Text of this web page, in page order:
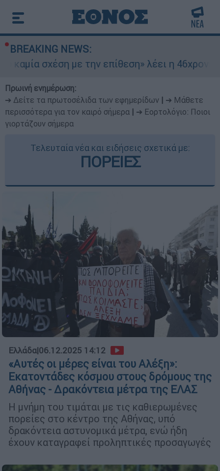
BREAKING NEWS:
με την επίθεση» λέει η 46χρονη - Τι
Πρωινή ενημέρωση:
➔ Δείτε τα πρωτοσέλιδα των εφημερίδων
➔ Μάθετε
περισσότερα για τον καιρό σήμερα
➔ Εορτολόγιο: Ποιοι
γιορτάζουν σήμερα
Τελευταία νέα και ειδήσεις σχετικά με:
ΠΟΡΕΙΕΣ
Ελλάδα|06.12.2025 14:12
«Αυτές οι μέρες είναι του Αλέξη»:
Εκατοντάδες κόσμου στους δρόμους της
Αθήνας - Δρακόντεια μέτρα της ΕΛΑΣ
Η μνήμη του τιμάται με τις καθιερωμένες
πορείες στο κέντρο της Αθήνας, υπό
δρακόντεια αστυνομικά μέτρα, ενώ ήδη
έχουν καταγραφεί προληπτικές προσαγωγές